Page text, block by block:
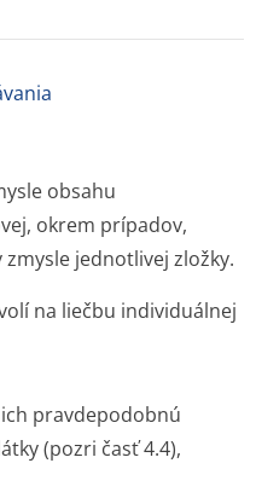
obsahu
okrem prípadov,
jednotlivej zložky.
na liečbu individuálnej
pravdepodobnú
(pozri časť 4.4),